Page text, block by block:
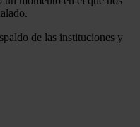
de las instituciones y